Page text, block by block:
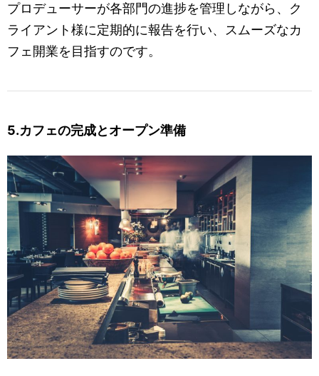
プロデューサーが各部門の進捗を管理しながら、ク
ライアント様に定期的に報告を行い、スムーズなカ
フェ開業を目指すのです。
5.カフェの完成とオープン準備